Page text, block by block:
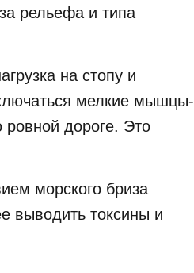
рельефа и типа
на стопу и
мелкие мышцы-
ровной дороге. Это
морского бриза
выводить токсины и